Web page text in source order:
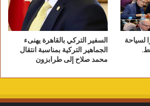
لسياحة
السفير التركي بالقاهرة يهنىء
الجماهير التركية بمناسبة انتقال
محمد صلاح إلى طرابزون